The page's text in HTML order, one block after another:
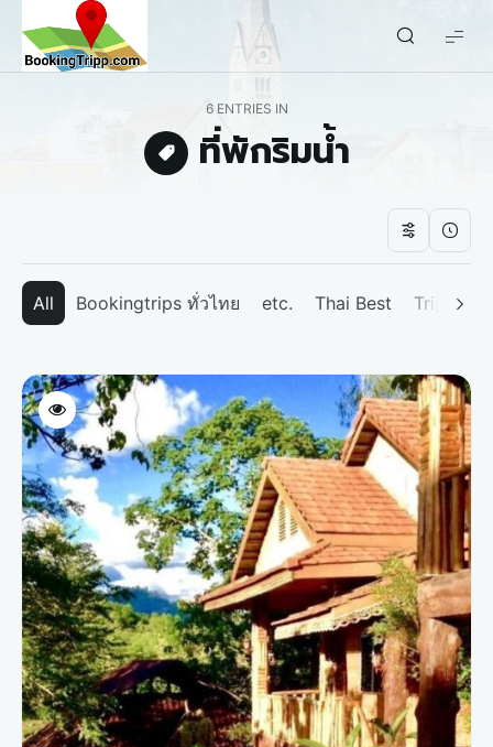
bookingtripp.com
6 ENTRIES IN
ที่พักริมน้ำ
All Bookingtrips ทั่วไทย etc. Thai Best Tripp